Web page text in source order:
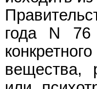
года N 76
вещества,